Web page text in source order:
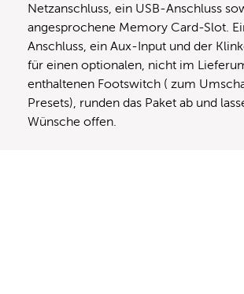
Netzanschluss, ein USB-Anschluss
angesprochene Memory Card-Slot.
Anschluss, ein Aux-Input und der
für einen optionalen, nicht im
enthaltenen Footswitch ( zum
Presets), runden das Paket ab und
Wünsche offen.